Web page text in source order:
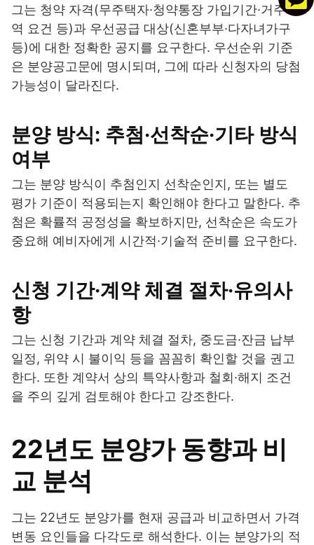
그는 청약 자격(무주택자·청약통장 가입기간·거주지
역 요건 등)과 우선공급 대상(신혼부부·다자녀가구
등)에 대한 정확한 공지를 요구한다. 우선순위 기준
은 분양공고문에 명시되며, 그에 따라 신청자의 당첨
가능성이 달라진다.
분양 방식: 추첨·선착순·기타 방식
여부
그는 분양 방식이 추첨인지 선착순인지, 또는 별도
평가 기준이 적용되는지 확인해야 한다고 말한다. 추
첨은 확률적 공정성을 확보하지만, 선착순은 속도가
중요해 예비자에게 시간적·기술적 준비를 요구한다.
신청 기간·계약 체결 절차·유의사
항
그는 신청 기간과 계약 체결 절차, 중도금·잔금 납부
일정, 위약 시 불이익 등을 꼼꼼히 확인할 것을 권고
한다. 또한 계약서 상의 특약사항과 철회·해지 조건
을 주의 깊게 검토해야 한다고 강조한다.
22년도 분양가 동향과 비
교 분석
그는 22년도 분양가를 현재 공급과 비교하면서 가격
변동 요인들을 다각도로 해석한다. 이는 분양가의 적